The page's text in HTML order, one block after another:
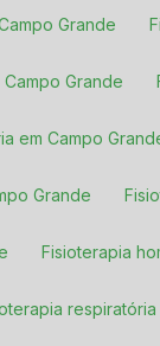
Grande
Grande
em Campo
Grande
Fisioterapia